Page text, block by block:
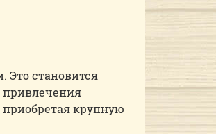
Это становится
привлечения
крупную